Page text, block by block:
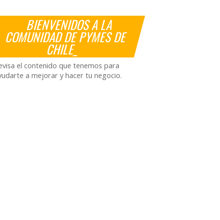
BIENVENIDOS A LA
COMUNIDAD DE PYMES DE
CHILE_
el contenido que tenemos para
a mejorar y hacer tu negocio.